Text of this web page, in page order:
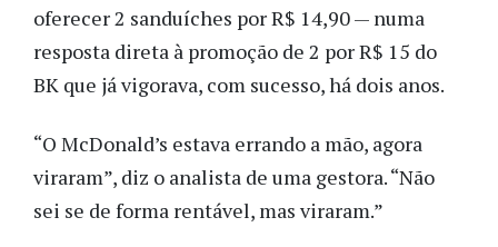
oferecer 2 sanduíches por R$ 14,90 — numa
resposta direta à promoção de 2 por R$ 15 do
BK que já vigorava, com sucesso, há dois anos.
“O McDonald’s estava errando a mão, agora
viraram”, diz o analista de uma gestora. “Não
sei se de forma rentável, mas viraram.”